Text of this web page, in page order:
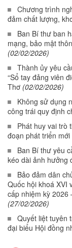
Chương trình
đảm chất lượng,
Ban Bí thư ban
mạng, bảo mật
(02/02/2026)
Thành ủy yêu
“Sổ tay đảng viên
Thơ (02/02/2026)
Không sử dụng
công trái quy định
Phát huy vai trò
đoạn phát triển mới
Ban Bí thư yêu
kéo dài ảnh hưởng
Bảo đảm dân
Quốc hội khoá XVI
cấp nhiệm kỳ 2026
(27/02/2026)
Quyết liệt tuyên
đại biểu Hội đồng